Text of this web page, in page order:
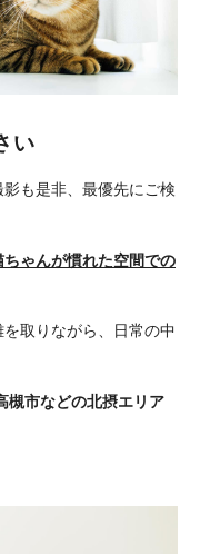
い
も是非、最優先にご検
ゃんが慣れた空間での
取りながら、日常の中
槻市などの北摂エリア